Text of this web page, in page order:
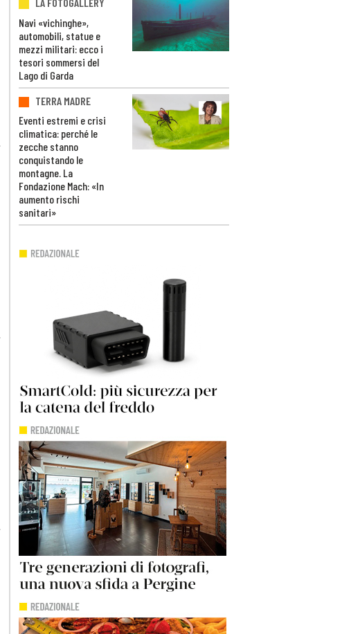
Navi «vichinghe»,
automobili, statue e
mezzi militari: ecco i
tesori sommersi del
Lago di Garda
TERRA MADRE
Eventi estremi e crisi
climatica: perché le
zecche stanno
conquistando le
montagne. La
Fondazione Mach: «In
aumento rischi
sanitari»